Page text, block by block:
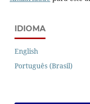
IDIOMA
English
Português (Brasil)